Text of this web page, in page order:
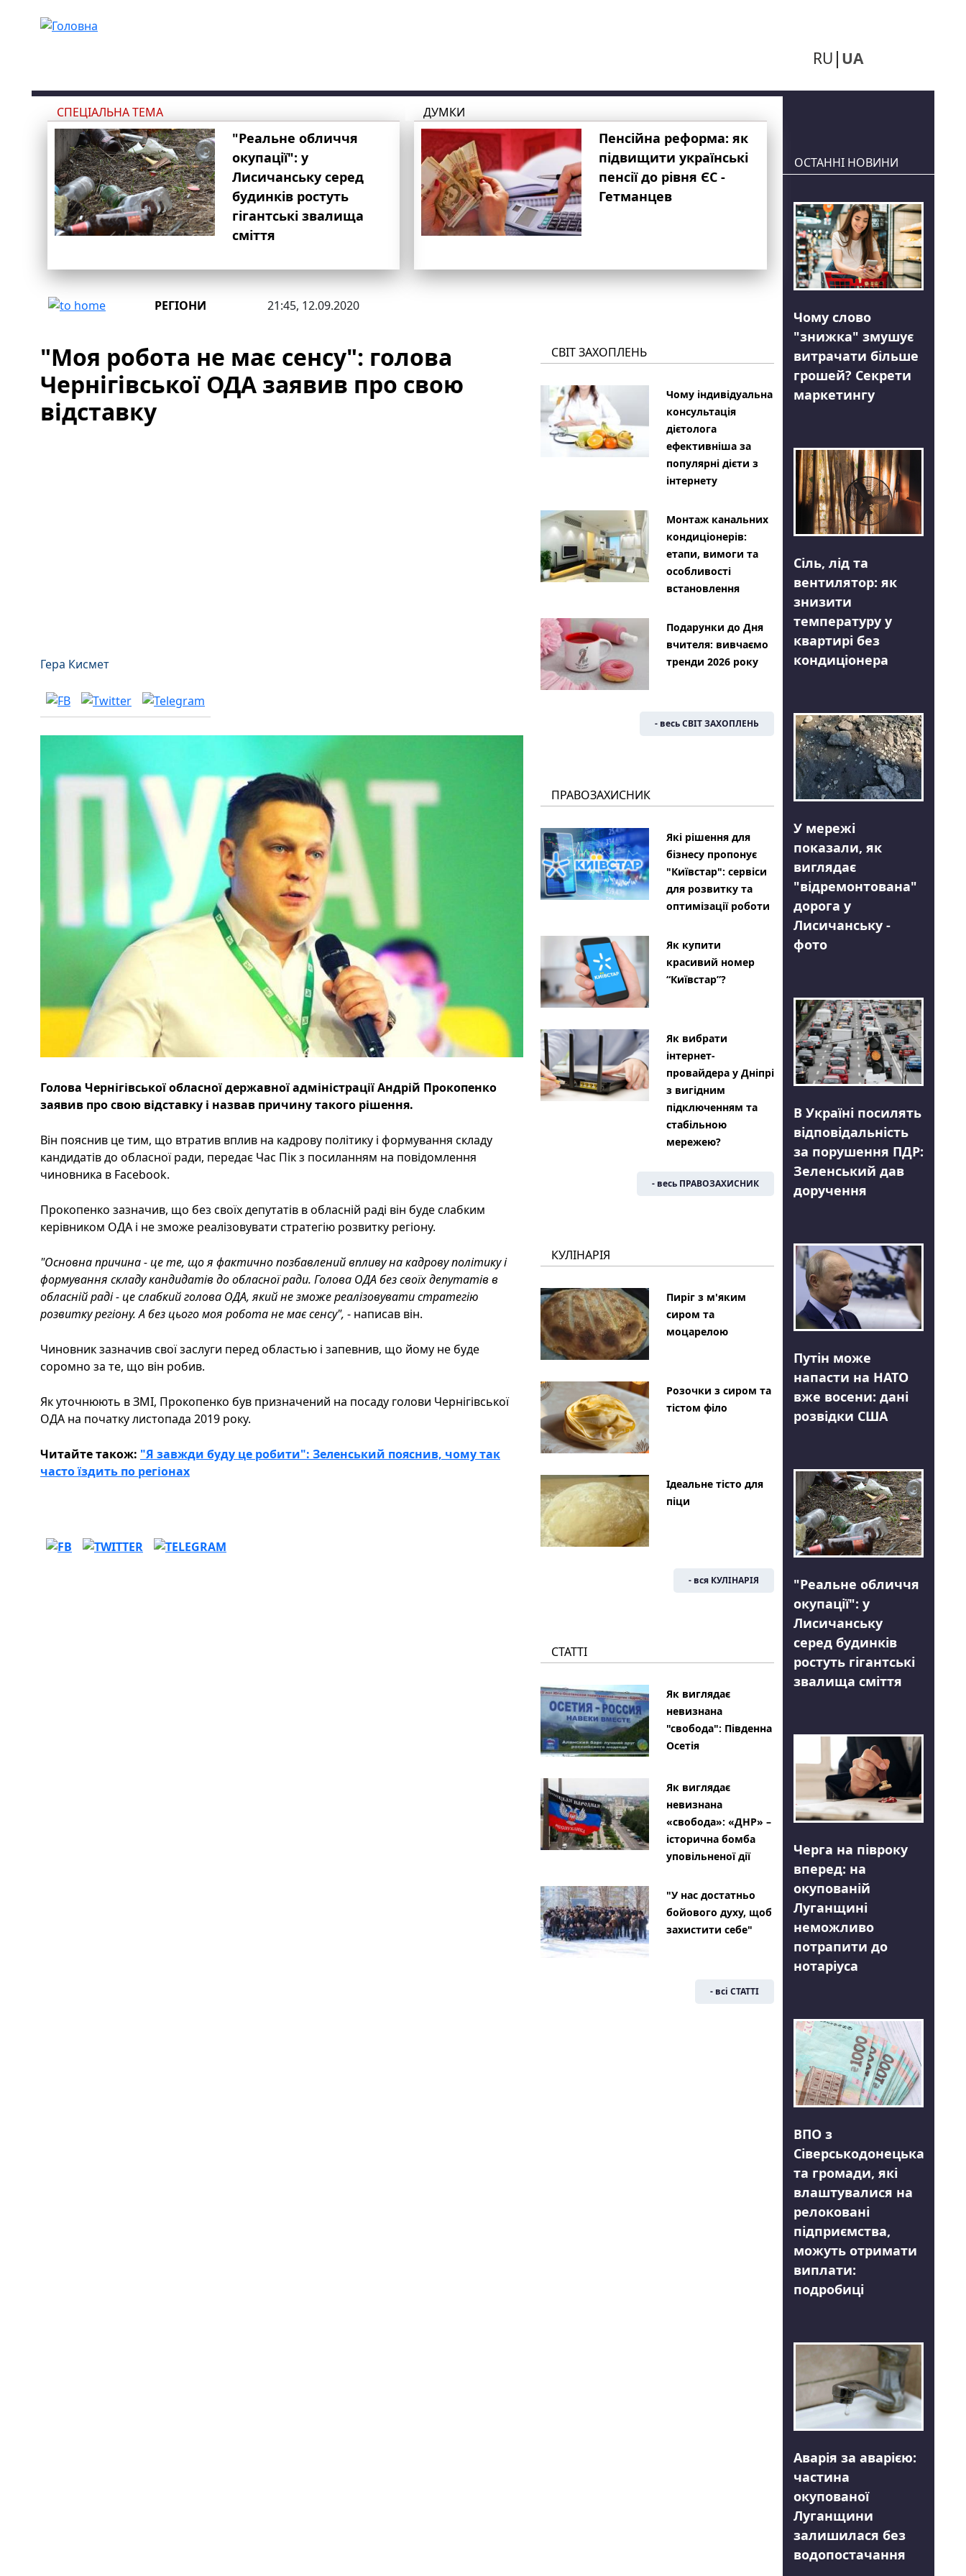
RU UA
СПЕЦІАЛЬНА ТЕМА
"Реальне обличчя
окупації": у
Лисичанську серед
будинків ростуть
гігантські звалища
сміття
ДУМКИ
Пенсійна реформа: як
підвищити українські
пенсії до рівня ЄС -
Гетманцев
РЕГІОНИ 21:45, 12.09.2020
"Моя робота не має сенсу": голова
Чернігівської ОДА заявив про свою
відставку
Гера Кисмет
Голова Чернігівської обласної державної адміністрації Андрій Прокопенко
заявив про свою відставку і назвав причину такого рішення.
Він пояснив це тим, що втратив вплив на кадрову політику і формування складу
кандидатів до обласної ради, передає Час Пік з посиланням на повідомлення
чиновника в Facebook.
Прокопенко зазначив, що без своїх депутатів в обласній раді він буде слабким
керівником ОДА і не зможе реалізовувати стратегію розвитку регіону.
"Основна причина - це те, що я фактично позбавлений впливу на кадрову політику і
формування складу кандидатів до обласної ради. Голова ОДА без своїх депутатів в
обласній раді - це слабкий голова ОДА, який не зможе реалізовувати стратегію
розвитку регіону. А без цього моя робота не має сенсу", - написав він.
Чиновник зазначив свої заслуги перед областью і запевнив, що йому не буде
соромно за те, що він робив.
Як уточнюють в ЗМІ, Прокопенко був призначений на посаду голови Чернігівської
ОДА на початку листопада 2019 року.
Читайте також: "Я завжди буду це робити": Зеленський пояснив, чому так
часто їздить по регіонах
СВІТ ЗАХОПЛЕНЬ
Чому індивідуальна
консультація
дієтолога
ефективніша за
популярні дієти з
інтернету
Монтаж канальних
кондиціонерів:
етапи, вимоги та
особливості
встановлення
Подарунки до Дня
вчителя: вивчаємо
тренди 2026 року
- весь СВІТ ЗАХОПЛЕНЬ
ПРАВОЗАХИСНИК
Які рішення для
бізнесу пропонує
"Київстар": сервіси
для розвитку та
оптимізації роботи
Як купити
красивий номер
“Київстар”?
Як вибрати
інтернет-
провайдера у Дніпрі
з вигідним
підключенням та
стабільною
мережею?
- весь ПРАВОЗАХИСНИК
КУЛІНАРІЯ
Пиріг з м'яким
сиром та
моцарелою
Розочки з сиром та
тістом філо
Ідеальне тісто для
піци
- вся КУЛІНАРІЯ
СТАТТІ
Як виглядає
невизнана
"свобода": Південна
Осетія
Як виглядає
невизнана
«свобода»: «ДНР» –
історична бомба
уповільненої дії
"У нас достатньо
бойового духу, щоб
захистити себе"
- всі СТАТТІ
ОСТАННІ НОВИНИ
Чому слово
"знижка" змушує
витрачати більше
грошей? Секрети
маркетингу
Сіль, лід та
вентилятор: як
знизити
температуру у
квартирі без
кондиціонера
У мережі
показали, як
виглядає
"відремонтована"
дорога у
Лисичанську -
фото
В Україні посилять
відповідальність
за порушення ПДР:
Зеленський дав
доручення
Путін може
напасти на НАТО
вже восени: дані
розвідки США
"Реальне обличчя
окупації": у
Лисичанську
серед будинків
ростуть гігантські
звалища сміття
Черга на півроку
вперед: на
окупованій
Луганщині
неможливо
потрапити до
нотаріуса
ВПО з
Сіверськодонецька
та громади, які
влаштувалися на
релоковані
підприємства,
можуть отримати
виплати:
подробиці
Аварія за аварією:
частина
окупованої
Луганщини
залишилася без
водопостачання